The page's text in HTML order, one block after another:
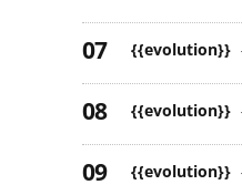
{{evolution}}
{{evolution}}
{{evolution}}